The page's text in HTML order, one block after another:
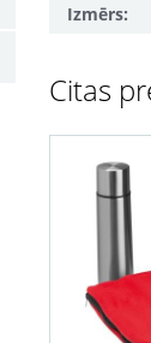
Izmērs:
Citas